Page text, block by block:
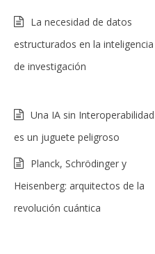
La necesidad de datos
estructurados en la inteligencia
de investigación
Una IA sin Interoperabilidad
es un juguete peligroso
Planck, Schrödinger y
Heisenberg: arquitectos de la
revolución cuántica